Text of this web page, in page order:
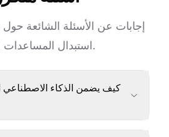
إجابات عن الأسئلة الشائعة
استبدال المساعدات الغذائية.
كيف يضمن الذكاء الاصطناعي